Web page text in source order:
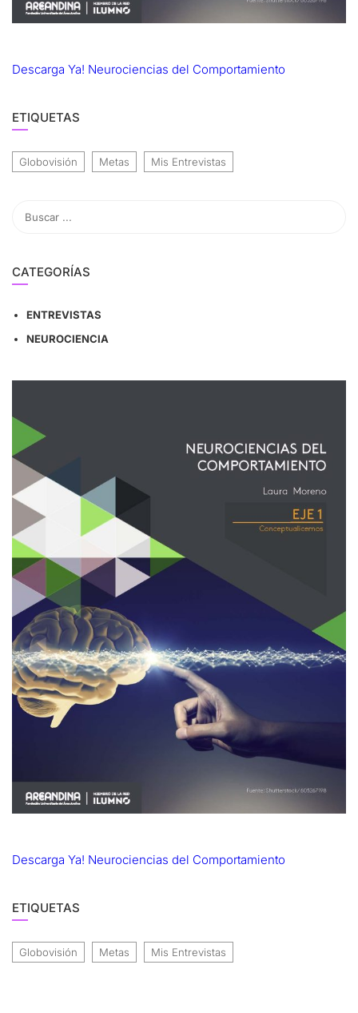
Descarga Ya! Neurociencias del Comportamiento
ETIQUETAS
Globovisión Metas Mis Entrevistas
CATEGORÍAS
ENTREVISTAS
NEUROCIENCIA
Descarga Ya! Neurociencias del Comportamiento
ETIQUETAS
Globovisión Metas Mis Entrevistas